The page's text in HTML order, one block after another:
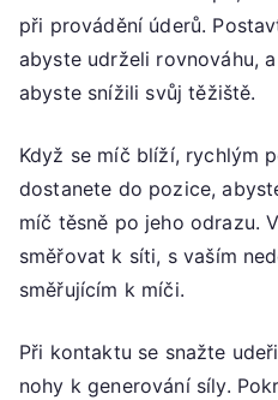
při provádění úderů.
abyste udrželi rovnováhu,
abyste snížili svůj těžiště.
Když se míč blíží, rychlým
dostanete do pozice,
míč těsně po jeho odrazu.
směřovat k síti, s vaším
směřujícím k míči.
Při kontaktu se snažte
nohy k generování síly.